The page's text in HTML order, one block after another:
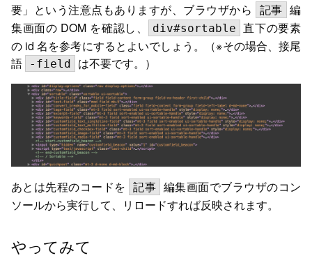
要」という注意点もありますが、ブラウザから
記事 編
集画面の DOM を確認し、
div#sortable 直下の要素
の id 名を参考にするとよいでしょう。（※その場合、接尾
語
-field は不要です。）
あとは先程のコードを 記事 編集画面でブラウザのコン
ソールから実行して、リロードすれば反映されます。
やってみて